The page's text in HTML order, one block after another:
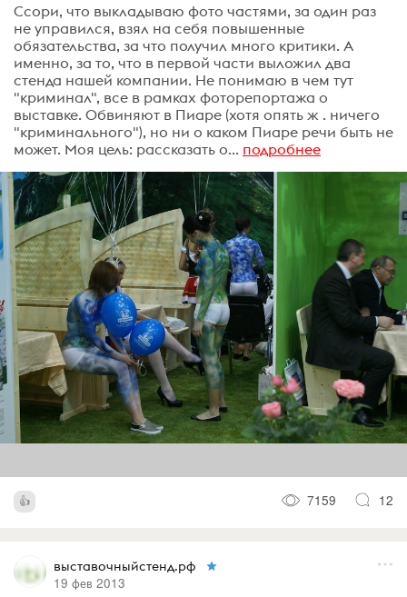
Ссори, что выкладываю фото частями, за один раз
не управился, взял на себя повышенные
обязательства, за что получил много критики. А
именно, за то, что в первой части выложил два
стенда нашей компании. Не понимаю в чем тут
"криминал", все в рамках фоторепортажа о
выставке. Обвиняют в Пиаре (хотя опять ж . ничего
"криминального"), но ни о каком Пиаре речи быть не
может. Моя цель: рассказать о... подробнее
7159 12
выставочныйстенд.рф
19 фев 2013